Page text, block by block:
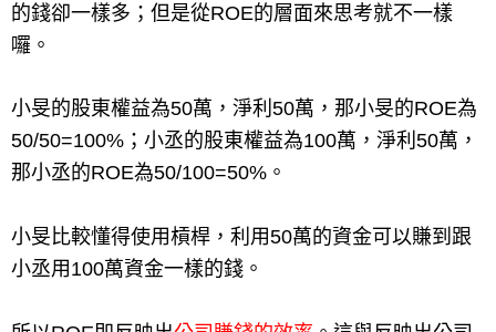
的錢卻一樣多；但是從ROE的層面來思考就不一樣
囉。
小旻的股東權益為50萬，淨利50萬，那小旻的ROE為
50/50=100%；小丞的股東權益為100萬，淨利50萬，
那小丞的ROE為50/100=50%。
小旻比較懂得使用槓桿，利用50萬的資金可以賺到跟
小丞用100萬資金一樣的錢。